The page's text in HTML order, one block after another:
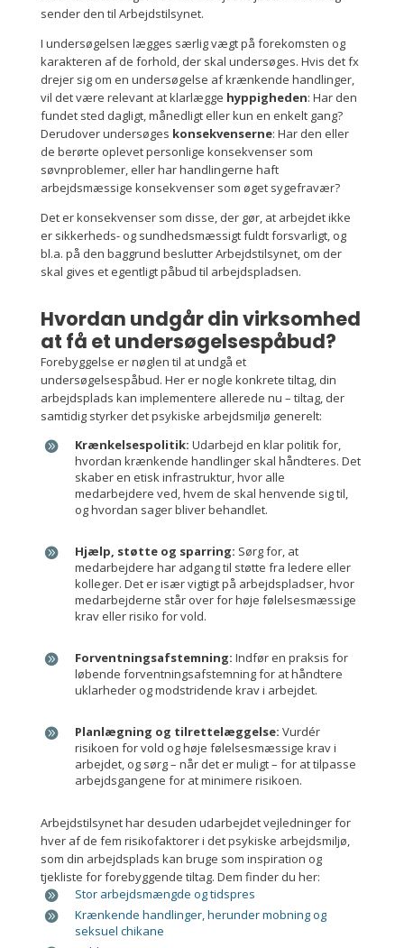
sender den til Arbejdstilsynet.
I undersøgelsen lægges særlig vægt på forekomsten og
karakteren af de forhold, der skal undersøges. Hvis det fx
drejer sig om en undersøgelse af krænkende handlinger,
vil det være relevant at klarlægge hyppigheden: Har den
fundet sted dagligt, månedligt eller kun en enkelt gang?
Derudover undersøges konsekvenserne: Har den eller
de berørte oplevet personlige konsekvenser som
søvnproblemer, eller har handlingerne haft
arbejdsmæssige konsekvenser som øget sygefravær?
Det er konsekvenser som disse, der gør, at arbejdet ikke
er sikkerheds- og sundhedsmæssigt fuldt forsvarligt, og
bl.a. på den baggrund beslutter Arbejdstilsynet, om der
skal gives et egentligt påbud til arbejdspladsen.
Hvordan undgår din virksomhed
at få et undersøgelsespåbud?
Forebyggelse er nøglen til at undgå et
undersøgelsespåbud. Her er nogle konkrete tiltag, din
arbejdsplads kan implementere allerede nu – tiltag, der
samtidig styrker det psykiske arbejdsmiljø generelt:
Krænkelsespolitik: Udarbejd en klar politik for,
hvordan krænkende handlinger skal håndteres. Det
skaber en etisk infrastruktur, hvor alle
medarbejdere ved, hvem de skal henvende sig til,
og hvordan sager bliver behandlet.
Hjælp, støtte og sparring: Sørg for, at
medarbejdere har adgang til støtte fra ledere eller
kolleger. Det er især vigtigt på arbejdspladser, hvor
medarbejderne står over for høje følelsesmæssige
krav eller risiko for vold.
Forventningsafstemning: Indfør en praksis for
løbende forventningsafstemning for at håndtere
uklarheder og modstridende krav i arbejdet.
Planlægning og tilrettelæggelse: Vurdér
risikoen for vold og høje følelsesmæssige krav i
arbejdet, og sørg – når det er muligt – for at tilpasse
arbejdsgangene for at minimere risikoen.
Arbejdstilsynet har desuden udarbejdet vejledninger for
hver af de fem risikofaktorer i det psykiske arbejdsmiljø,
som din arbejdsplads kan bruge som inspiration og
tjekliste for forebyggende tiltag. Dem finder du her:
Stor arbejdsmængde og tidspres
Krænkende handlinger, herunder mobning og
seksuel chikane